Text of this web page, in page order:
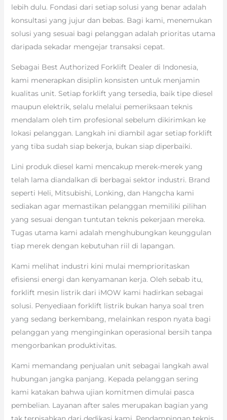
lebih dulu. Fondasi dari setiap solusi yang benar adalah
konsultasi yang jujur dan bebas. Bagi kami, menemukan
solusi yang sesuai bagi pelanggan adalah prioritas utama
daripada sekadar mengejar transaksi cepat.
Sebagai Best Authorized Forklift Dealer di Indonesia,
kami menerapkan disiplin konsisten untuk menjamin
kualitas unit. Setiap forklift yang tersedia, baik tipe diesel
maupun elektrik, selalu melalui pemeriksaan teknis
mendalam oleh tim profesional sebelum dikirimkan ke
lokasi pelanggan. Langkah ini diambil agar setiap forklift
yang tiba sudah siap bekerja, bukan siap diperbaiki.
Lini produk diesel kami mencakup merek-merek yang
telah lama diandalkan di berbagai sektor industri. Brand
seperti Heli, Mitsubishi, Lonking, dan Hangcha kami
sediakan agar memastikan pelanggan memiliki pilihan
yang sesuai dengan tuntutan teknis pekerjaan mereka.
Tugas utama kami adalah menghubungkan keunggulan
tiap merek dengan kebutuhan riil di lapangan.
Kami melihat industri kini mulai memprioritaskan
efisiensi energi dan kenyamanan kerja. Oleh sebab itu,
forklift mesin listrik dari iMOW kami hadirkan sebagai
solusi. Penyediaan forklift listrik bukan hanya soal tren
yang sedang berkembang, melainkan respon nyata bagi
pelanggan yang menginginkan operasional bersih tanpa
mengorbankan produktivitas.
Kami memandang penjualan unit sebagai langkah awal
hubungan jangka panjang. Kepada pelanggan sering
kami katakan bahwa ujian komitmen dimulai pasca
pembelian. Layanan after sales merupakan bagian yang